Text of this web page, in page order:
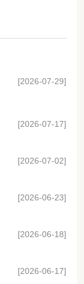
[2026-07-29]
[2026-07-17]
[2026-07-02]
[2026-06-23]
[2026-06-18]
[2026-06-17]